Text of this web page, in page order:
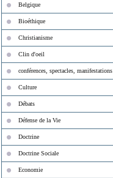
Belgique
Bioéthique
Christianisme
Clin d'oeil
conférences, spectacles, manifestations
Culture
Débats
Défense de la Vie
Doctrine
Doctrine Sociale
Economie